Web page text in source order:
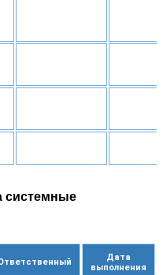
системные
Дата
выполнения